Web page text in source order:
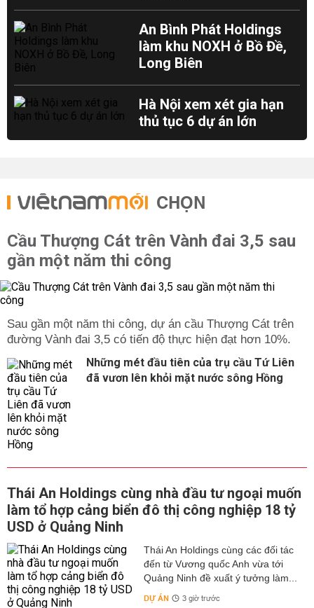
An Bình Phát Holdings
làm khu NOXH ở Bồ Đề,
Long Biên
Hà Nội xem xét gia hạn
thủ tục 6 dự án lớn
CHỌN
Cầu Thượng Cát trên Vành đai 3,5 sau
gần một năm thi công
Sau gần một năm thi công, dự án cầu Thượng Cát trên
đường Vành đai 3,5 có tiến độ thực hiện đạt hơn 10%.
Những mét đầu tiên của trụ cầu Tứ Liên
đã vươn lên khỏi mặt nước sông Hồng
Thái An Holdings cùng nhà đầu tư ngoại muốn
làm tổ hợp cảng biển đô thị công nghiệp 18 tỷ
USD ở Quảng Ninh
Thái An Holdings cùng các đối tác
đến từ Vương quốc Anh vừa tới
Quảng Ninh đề xuất ý tưởng làm...
DỰ ÁN 3 giờ trước